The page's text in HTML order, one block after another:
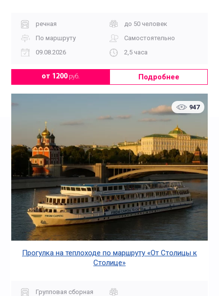
речная
до 50 человек
По маршруту
Самостоятельно
09.08.2026
2,5 часа
от 1200руб. Подробнее
947
Прогулка на теплоходе по маршруту «От Столицы к
Столице»
Групповая сборная